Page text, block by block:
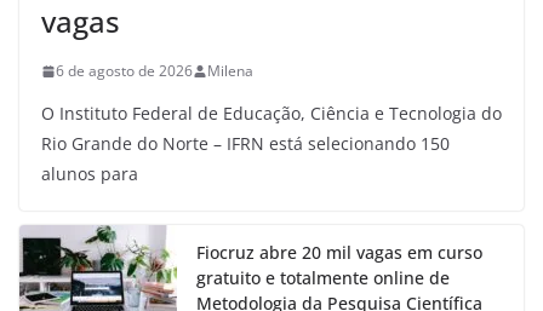
vagas
6 de agosto de 2026 Milena
O Instituto Federal de Educação, Ciência e Tecnologia do
Rio Grande do Norte – IFRN está selecionando 150
alunos para
Fiocruz abre 20 mil vagas em curso
gratuito e totalmente online de
Metodologia da Pesquisa Científica